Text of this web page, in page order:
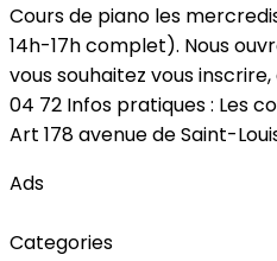
Cours de piano les
14h-17h complet). Nous
vous souhaitez vous
04 72 Infos pratiques : Les
Art 178 avenue de Saint-
Ads
Categories